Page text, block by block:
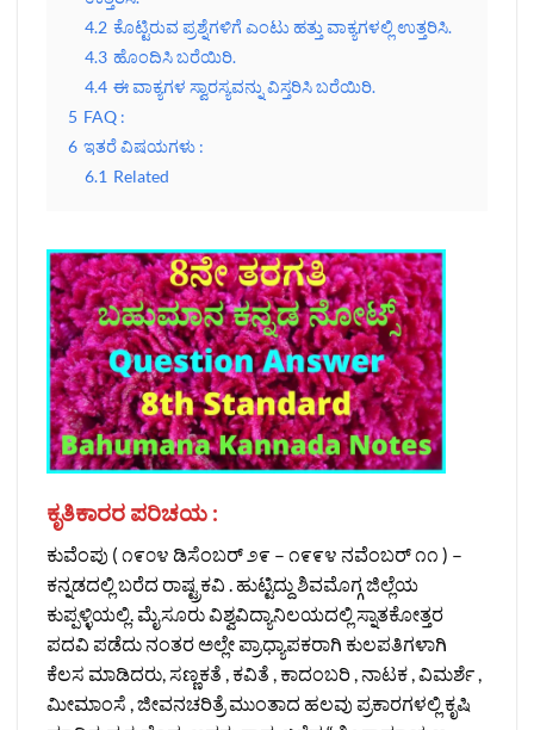
4.2 ಕೊಟ್ಟಿರುವ ಪ್ರಶ್ನೆಗಳಿಗೆ ಎಂಟು ಹತ್ತು ವಾಕ್ಯಗಳಲ್ಲಿ ಉತ್ತರಿಸಿ.
4.3 ಹೊಂದಿಸಿ ಬರೆಯಿರಿ.
4.4 ಈ ವಾಕ್ಯಗಳ ಸ್ವಾರಸ್ಯವನ್ನು ವಿಸ್ತರಿಸಿ ಬರೆಯಿರಿ.
5 FAQ :
6 ಇತರೆ ವಿಷಯಗಳು :
6.1 Related
ಕೃತಿಕಾರರ ಪರಿಚಯ :
ಕುವೆಂಪು ( ೧೯೦೪ ಡಿಸೆಂಬರ್ ೨೯ – ೧೯೯೪ ನವೆಂಬರ್ ೧೧ ) –
ಕನ್ನಡದಲ್ಲಿ ಬರೆದ ರಾಷ್ಟ್ರಕವಿ . ಹುಟ್ಟಿದ್ದು ಶಿವಮೊಗ್ಗ ಜಿಲ್ಲೆಯ
ಕುಪ್ಪಳ್ಳಿಯಲ್ಲಿ. ಮೈಸೂರು ವಿಶ್ವವಿದ್ಯಾನಿಲಯದಲ್ಲಿ ಸ್ನಾತಕೋತ್ತರ
ಪದವಿ ಪಡೆದು ನಂತರ ಅಲ್ಲೇ ಪ್ರಾಧ್ಯಾಪಕರಾಗಿ ಕುಲಪತಿಗಳಾಗಿ
ಕೆಲಸ ಮಾಡಿದರು, ಸಣ್ಣಕತೆ , ಕವಿತೆ , ಕಾದಂಬರಿ , ನಾಟಕ , ವಿಮರ್ಶೆ ,
ಮೀಮಾಂಸೆ , ಜೀವನಚರಿತ್ರೆ ಮುಂತಾದ ಹಲವು ಪ್ರಕಾರಗಳಲ್ಲಿ ಕೃಷಿ